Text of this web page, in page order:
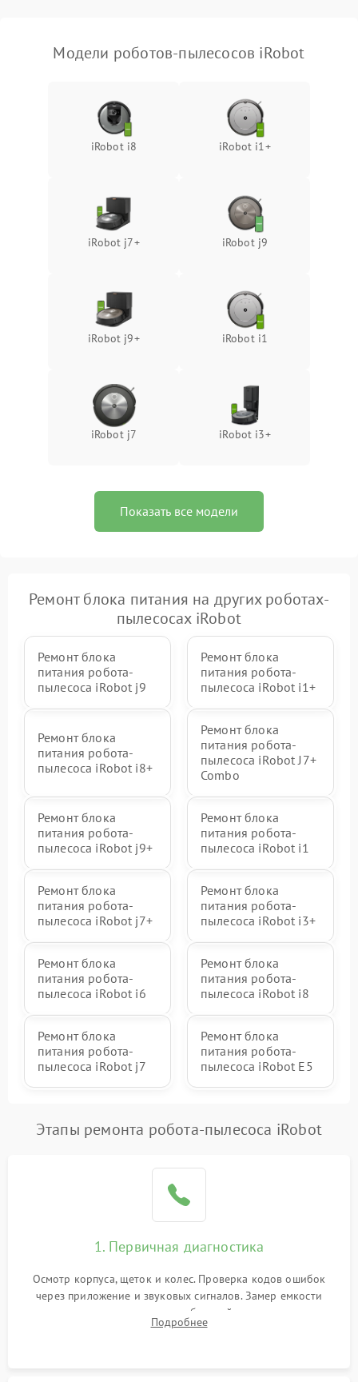
Модели роботов-пылесосов iRobot
iRobot i8 iRobot i1+
iRobot j7+ iRobot j9
iRobot j9+ iRobot i1
iRobot j7 iRobot i3+
Показать все модели
Ремонт блока питания на других роботах-
пылесосах iRobot
Ремонт блока
питания робота-
пылесоса iRobot j9
Ремонт блока
питания робота-
пылесоса iRobot i1+
Ремонт блока
питания робота-
пылесоса iRobot i8+
Ремонт блока
питания робота-
пылесоса iRobot J7+
Combo
Ремонт блока
питания робота-
пылесоса iRobot j9+
Ремонт блока
питания робота-
пылесоса iRobot i1
Ремонт блока
питания робота-
пылесоса iRobot j7+
Ремонт блока
питания робота-
пылесоса iRobot i3+
Ремонт блока
питания робота-
пылесоса iRobot i6
Ремонт блока
питания робота-
пылесоса iRobot i8
Ремонт блока
питания робота-
пылесоса iRobot j7
Ремонт блока
питания робота-
пылесоса iRobot E5
Этапы ремонта робота-пылесоса iRobot
1. Первичная диагностика
Осмотр корпуса, щеток и колес. Проверка кодов ошибок
через приложение и звуковых сигналов. Замер емкости
аккумулятора и тестирование базовой станции зарядки.
Оценка работы лидара, бампера и датчиков падения для
Подробнее